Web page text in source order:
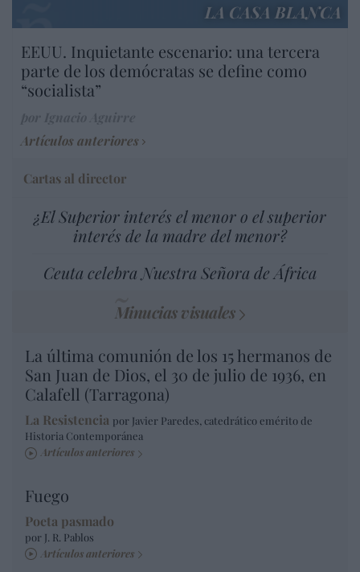
LA CASA BLANCA
EEUU. Inquietante escenario: una tercera
parte de los demócratas se define como
“socialista”
Artículos anteriores
Cartas al director
¿El Superior interés el menor o el superior
interés de la madre del menor?
Ceuta celebra Nuestra Señora de África
Minucias visuales
La última comunión de los 15 hermanos de
San Juan de Dios, el 30 de julio de 1936, en
Calafell (Tarragona)
La Resistencia por Javier Paredes, catedrático emérito de
Historia Contemporánea
Artículos anteriores
Fuego
Poeta pasmado
por J. R. Pablos
Artículos anteriores